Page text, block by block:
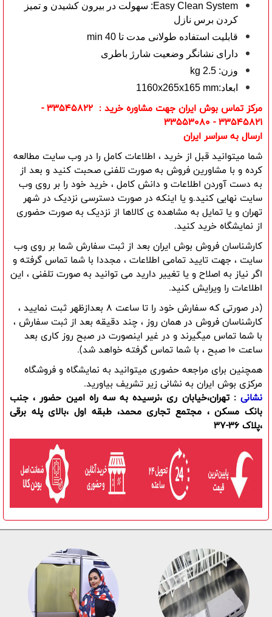
Easy Clean System: سهولت در بیرون کشیدن و تمیز
کردن برس نازل
قابلیت استفاده طولانی مدت تا 40 min
دارای نشانگر وضعیت شارژ باطری
وزن: 2.5 kg
ابعاد:1160x265x165 mm
مرکز تماس بوش ایران جهت مشاوره خرید : 33545822 -
33545821 - 33553080
ارسال به سراسر ایران
از نمایشگاه خرید کنید.
اطلاعات را ویرایش کنید.
ساعت 10 صبح ، با شما تماس گرفته خواهد شد).
همچنین برای مراجعه حضوری میتوانید به نمایشگاه و فروشگاه
مرکزی بوش ایران به نشانی زیر تشریف بیاورید.
نشانی: تهران،خیابان ری ،نرسیده به سه راه امین حضور ، جنب
بانک مسکن ، مجتمع تجاری محمد، طبقه اول ،بالای پله برقی
،پلاک 36-37